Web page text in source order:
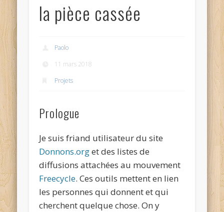
la pièce cassée
Paolo
11 mars 2018
Projets
Prologue
Je suis friand utilisateur du site
Donnons.orget des listes de
diffusions attachées au mouvement
Freecycle. Ces outils mettent en lien
les personnes qui donnent et qui
cherchent quelque chose. On y